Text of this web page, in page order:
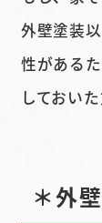
外壁塗装
性がある
しておい
＊外